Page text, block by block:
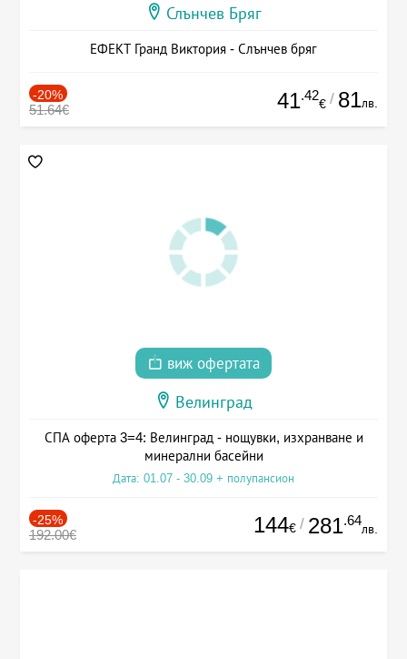
Слънчев Бряг
ЕФЕКТ Гранд Виктория - Слънчев бряг
-20%
51.64€ 41.42
€ / 81лв.
виж офертата
Велинград
СПА оферта 3=4: Велинград - нощувки, изхранване и
минерални басейни
Дата: 01.07 - 30.09 + полупансион
-25%
192.00€ 144€ / 281.64
лв.